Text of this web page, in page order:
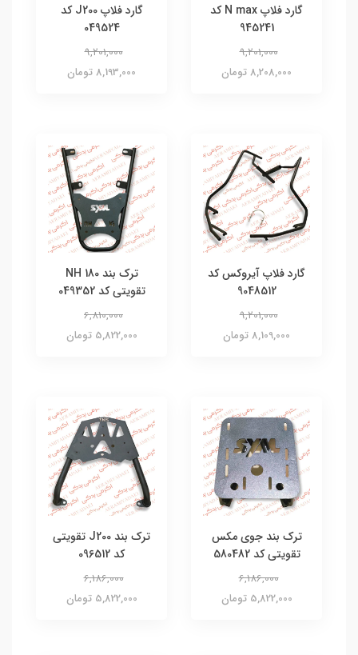
گارد فلاپ N max کد
945241
9,201,000
8,208,000 تومان
گارد فلاپ J200 کد
049524
9,201,000
8,193,000 تومان
گارد فلاپ آیروکس کد
9048512
9,201,000
8,109,000 تومان
ترک بند NH 180
تقویتی کد 049352
6,810,000
5,822,000 تومان
ترک بند جوی مکس
تقویتی کد 580482
6,186,000
5,822,000 تومان
ترک بند J200 تقویتی
کد 096512
6,186,000
5,822,000 تومان